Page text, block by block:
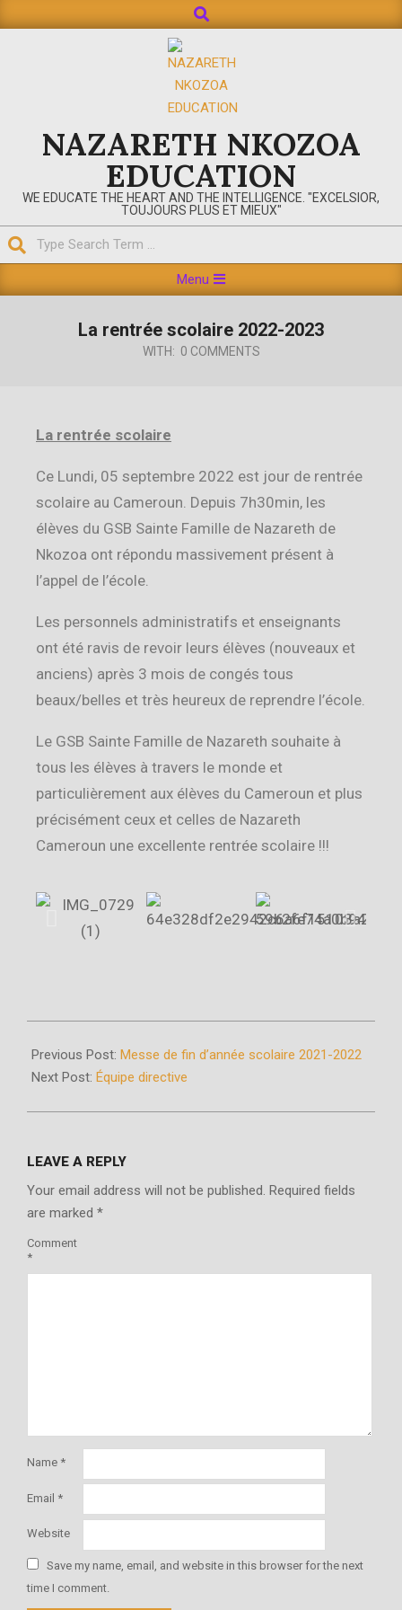
NAZARETH NKOZOA
EDUCATION
WE EDUCATE THE HEART AND THE INTELLIGENCE. "EXCELSIOR,
TOUJOURS PLUS ET MIEUX"
Menu
La rentrée scolaire 2022-2023
WITH: 0 COMMENTS
La rentrée scolaire
Ce Lundi, 05 septembre 2022 est jour de rentrée
scolaire au Cameroun. Depuis 7h30min, les
élèves du GSB Sainte Famille de Nazareth de
Nkozoa ont répondu massivement présent à
l’appel de l’école.
Les personnels administratifs et enseignants
ont été ravis de revoir leurs élèves (nouveaux et
anciens) après 3 mois de congés tous
beaux/belles et très heureux de reprendre l’école.
Le GSB Sainte Famille de Nazareth souhaite à
tous les élèves à travers le monde et
particulièrement aux élèves du Cameroun et plus
précisément ceux et celles de Nazareth
Cameroun une excellente rentrée scolaire !!!
Previous Post: Messe de fin d’année scolaire 2021-2022
Next Post: Équipe directive
LEAVE A REPLY
Your email address will not be published. Required fields
are marked *
Comment
*
Name *
Email *
Website
Save my name, email, and website in this browser for the next
time I comment.